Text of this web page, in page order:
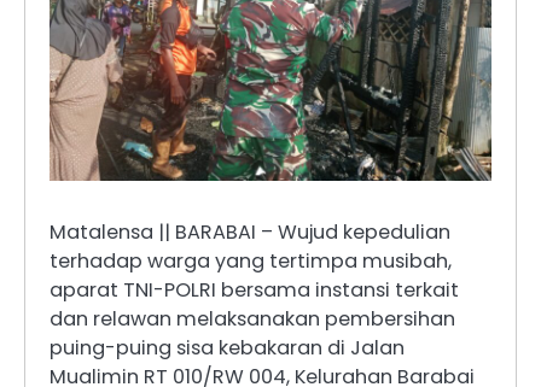
Matalensa || BARABAI – Wujud kepedulian
terhadap warga yang tertimpa musibah,
aparat TNI-POLRI bersama instansi terkait
dan relawan melaksanakan pembersihan
puing-puing sisa kebakaran di Jalan
Mualimin RT 010/RW 004, Kelurahan Barabai